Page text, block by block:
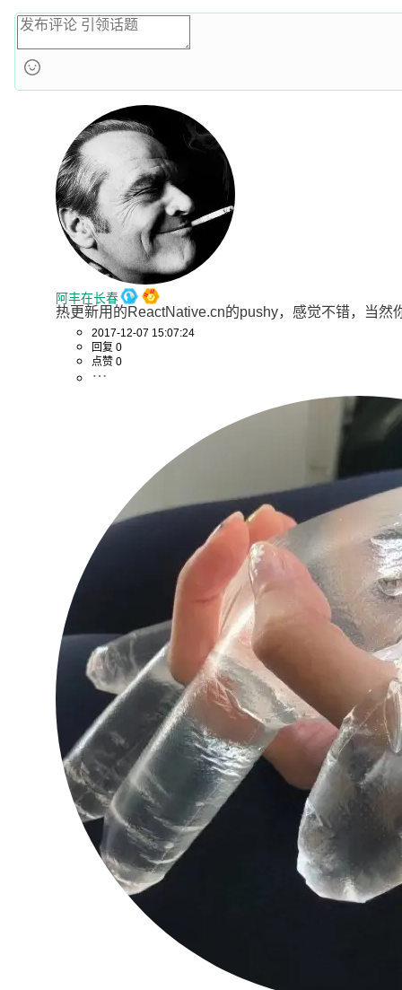
阿丰在长春
热更新用的ReactNative.cn的pushy，感觉不错，当
2017-12-07 15:07:24
回复 0
点赞 0